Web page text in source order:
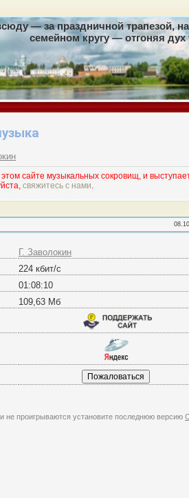
— за праздничной трапезой,
семейном кругу — отгоняя
сайте музыкальных сокровищ, и
свяжитесь с нами.
Г. Заволокин
224 кбит/с
01:08:10
109,63 Мб
не проигрываются установите последнюю версию